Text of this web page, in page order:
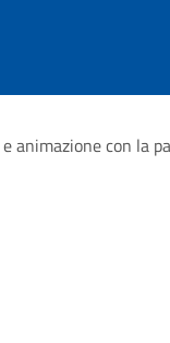
animazione con la